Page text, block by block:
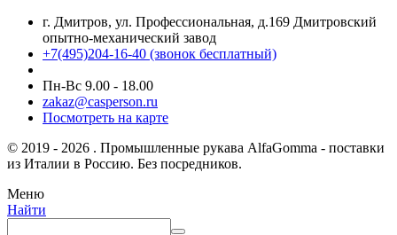
г. Дмитров, ул. Профессиональная, д.169 Дмитровский
опытно-механический завод
+7(495)204-16-40 (звонок бесплатный)
Пн-Вс 9.00 - 18.00
zakaz@casperson.ru
Посмотреть на карте
© 2019 - 2026 . Промышленные рукава AlfaGomma - поставки
из Италии в Россию. Без посредников.
Меню
Найти